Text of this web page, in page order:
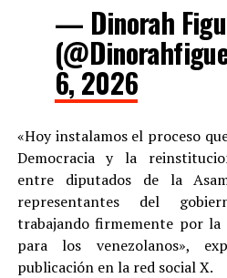
— Dinorah
6, 2026
«Hoy instalamos el proceso
Democracia y la
entre diputados de la
representantes del
trabajando firmemente por la
para los venezolanos»,
publicación en la red social X.